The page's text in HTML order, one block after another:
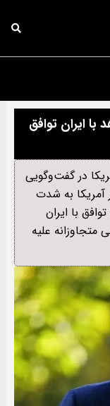
ایران توافق
در گفت‌وگویی
آمریکا به شدت
با ایران
متجاوزانه علیه